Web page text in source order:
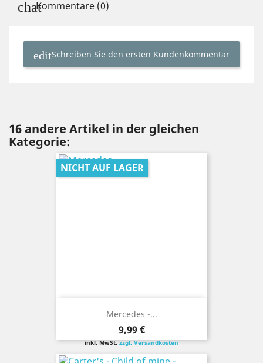
Kommentare (0)
Schreiben Sie den ersten Kundenkommentar
16 andere Artikel in der gleichen
Kategorie:
Mercedes -...
Preis
9,99 €
inkl. MwSt.zzgl. Versandkosten
NICHT AUF LAGER